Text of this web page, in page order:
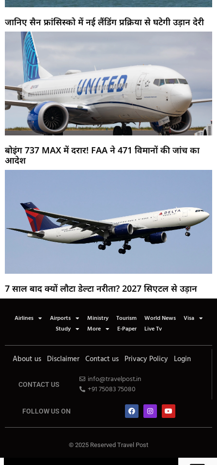
जानिए सैन फ्रांसिस्को में नई लैंडिंग प्रक्रिया से घटेगी उड़ान देरी
बोइंग 737 MAX में दरार! FAA ने 471 विमानों की जांच का
आदेश
7 साल बाद क्यों लौटा डेल्टा नरीता? 2027 सिएटल से उड़ान
Airlines Airports Ministry Tourism World News
Visa
Study
More E-Paper Live Tv
About us Disclaimer Contact us Privacy Policy Login
CONTACT US
info@travelpost.in
+91 75083 75080
FOLLOW US ON
© 2025 Reserved Travel Post